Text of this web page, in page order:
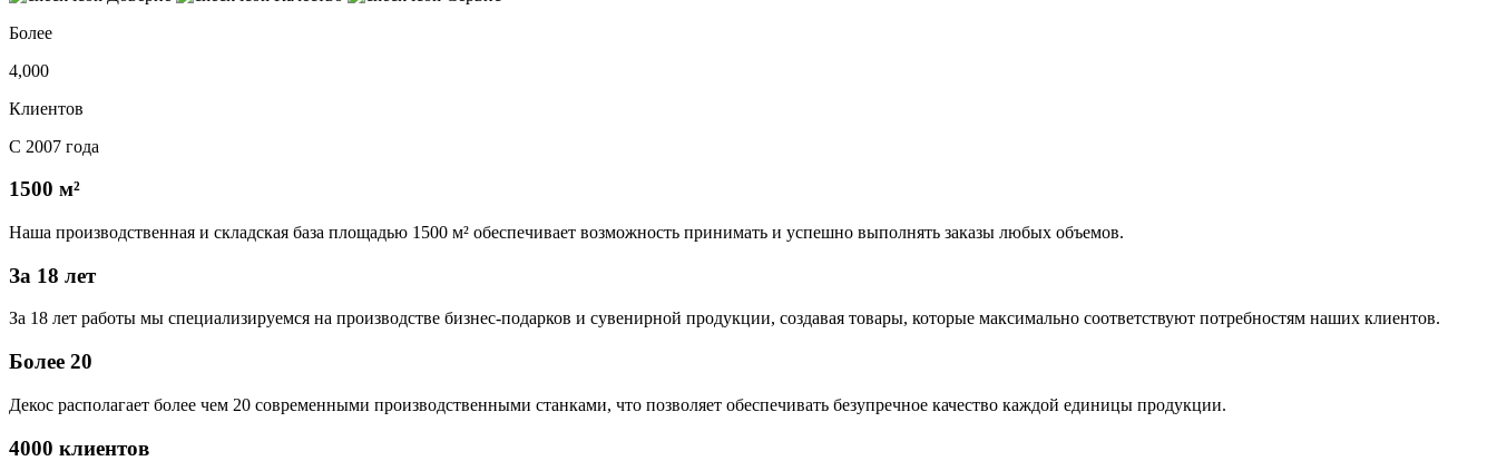
Более
4,000
Клиентов
С 2007 года
1500 м²
Наша производственная и складская база площадью 1500 м² обеспечивает возможность принимать и успешно выполнять заказы любых объемов.
За 18 лет
За 18 лет работы мы специализируемся на производстве бизнес-подарков и сувенирной продукции, создавая товары, которые максимально соответствуют потребностям наших клиентов.
Более 20
Декос располагает более чем 20 современными производственными станками, что позволяет обеспечивать безупречное качество каждой единицы продукции.
4000 клиентов